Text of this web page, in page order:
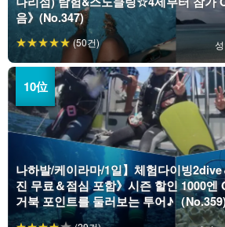
음》(No.347)
(50건)
나하발/케이라마/1일】체험다이빙
진 무료＆점심 포함》시즌 할인 1000엔
거북 포인트를 둘러보는 투어♪（